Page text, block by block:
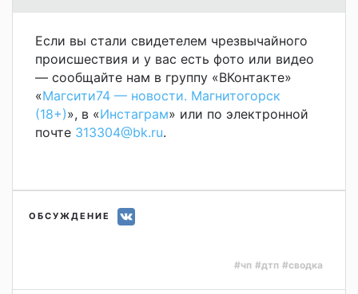
Если вы стали свидетелем чрезвычайного
происшествия и у вас есть фото или видео
— сообщайте нам в группу «ВКонтакте»
«Магсити74 — новости. Магнитогорск
(18+)», в «Инстаграм» или по электронной
почте 313304@bk.ru.
ОБСУЖДЕНИЕ
#чп #дтп #сводка